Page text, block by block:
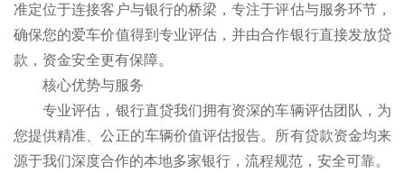
准定位于连接客户与银行的桥梁，专注于评估与服务环节，
确保您的爱车价值得到专业评估，并由合作银行直接发放贷
款，资金安全更有保障。
核心优势与服务
专业评估，银行直贷我们拥有资深的车辆评估团队，为
您提供精准、公正的车辆价值评估报告。所有贷款资金均来
源于我们深度合作的本地多家银行，流程规范，安全可靠。